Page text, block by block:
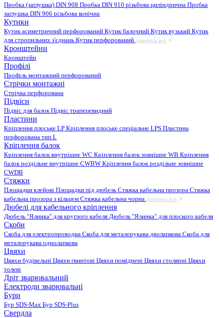
Пробка (заглушка) DIN 908 Пробка DIN 910 різьбова циліндрична Пробка
заглушка DIN 906 різьбова конічна
Кутики
Кутик асиметричний перфорований Кутик балочний Кутик вузький Кутик
для стропильних з'єднань Кутик перфорований дивитись все
Кронштейни
Кронштейн
Профілі
Профіль монтажний перфорований
Стрічки монтажні
Стрічка перфорована
Підвіси
Підвіс для балокПідвіс трапецевидний
Пластини
Кріплення плоське LP Кріплення плоське спеціальне LPS Пластина
перфорована тип L
Кріплення балок
Кріплення балок внутрішне WC Кріплення балок зовнішне WB Кріплення
балок роздільне внутрішне CWBW Кріплення балок роздільне зовнішне
CWDB
Стяжки
Площадки клейові Площадки під дюбель Стяжка кабельна прозора Стяжка
кабельна прозора з кільцем Стяжка кабельна чорна дивитись все
Дюбелі для кабельного кріплення
Дюбель "Ялинка" для круглого кабеля Дюбель "Ялинка" для плоского кабеля
Скоби
Скоба для електропроводки Скоба для металорукава дволапкова Скоба для
металорукава однолапкова
Цвяхи
Цвяхи будівельні Цвяхи гвинтові Цвяхи поміднені Цвяхи столярні Цвяхи
толеві
Дріт зварювальний
Електроди зварювальні
Бури
Бур SDS-Max Бур SDS-Plus
Свердла